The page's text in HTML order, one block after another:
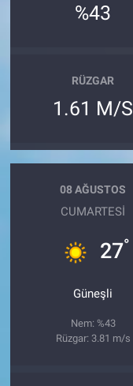
%43
RÜZGAR
1.61 M/S
08 AĞUSTOS
CUMARTESI
27°
Güneşli
Nem: %43
Rüzgar: 3.81 m/s